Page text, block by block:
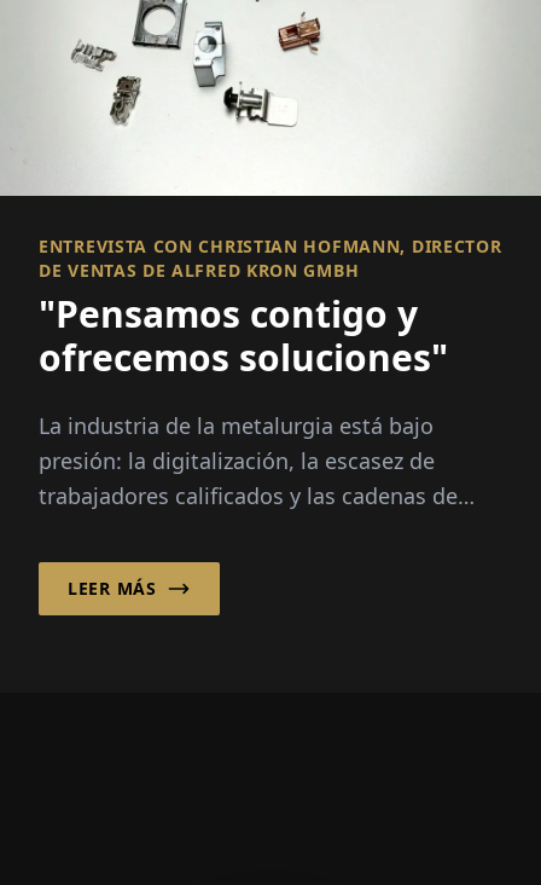
ENTREVISTA CON CHRISTIAN HOFMANN, DIRECTOR
DE VENTAS DE ALFRED KRON GMBH
"Pensamos contigo y
ofrecemos soluciones"
La industria de la metalurgia está bajo
presión: la digitalización, la escasez de
trabajadores calificados y las cadenas de
desafíos...
LEER MÁS